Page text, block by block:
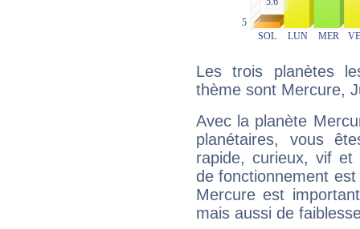
Les trois planètes
thème sont Mercure,
Avec la planète
planétaires, vous
rapide, curieux, vif et
de fonctionnement
Mercure est
mais aussi de